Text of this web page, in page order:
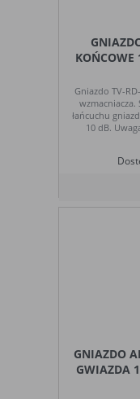
KOŃCOWE
Gniazdo TV-
łańcuchu
10 dB.
GNIAZDO
GWIAZDA